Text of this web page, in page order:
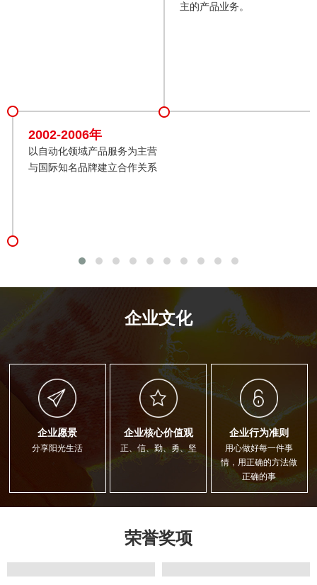
2002-2006年
以自动化领域产品服务为主营
与国际知名品牌建立合作关系
主的产品业务。
企业文化
企业愿景
分享阳光生活
企业核心价值观
正、信、勤、勇、坚
企业行为准则
用心做好每一件事
情，用正确的方法做
正确的事
荣誉奖项